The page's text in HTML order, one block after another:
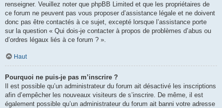
renseigner. Veuillez noter que phpBB Limited et que les propriétaires de
ce forum ne peuvent pas vous proposer d’assistance légale et ne doivent
donc pas être contactés à ce sujet, excepté lorsque l’assistance porte
sur la question « Qui dois-je contacter à propos de problèmes d’abus ou
d’ordres légaux liés à ce forum ? ».
Haut
Pourquoi ne puis-je pas m’inscrire ?
Il est possible qu’un administrateur du forum ait désactivé les inscriptions
afin d’empêcher les nouveaux visiteurs de s’inscrire. De même, il est
également possible qu’un administrateur du forum ait banni votre adresse